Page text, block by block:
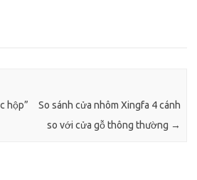
hộp”
So sánh cửa nhôm Xingfa 4 cánh
so với cửa gỗ thông thường →